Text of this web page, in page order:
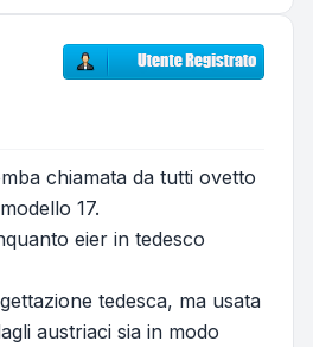
chiamata da tutti ovetto
17.
eier in tedesco
tedesca, ma usata
austriaci sia in modo